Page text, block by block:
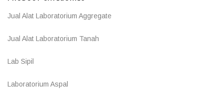
Jual Alat Laboratorium Aggregate
Jual Alat Laboratorium Tanah
Lab Sipil
Laboratorium Aspal